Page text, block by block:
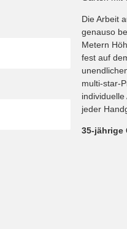
Die Arbeit
genauso
Metern
fest auf
multi-star-
jeder
35-jährige